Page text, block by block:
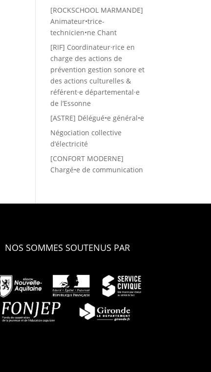
[ROCKSCHOOL MARMANDE]
Animateur•trice-
technicien•ne Chant
[RIF] Coordinateur·rice en
charge des actions de
prévention gestion sonore et
des actions culturelles &
référent·e départemental·e
de l’Essonne
[ASTRE] Délégué•e général•e
Négociation collective
d’électricité
[CONFORT MODERNE]
Chargé•e de communication
NOS SOMMES SOUTENUS PAR